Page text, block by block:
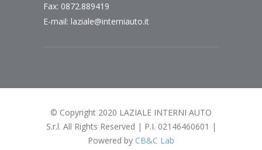
Fax: 0872.889419
E-mail: laziale@interniauto.it
© Copyright 2020 LAZIALE INTERNI AUTO
S.r.l. All Rights Reserved | P.I. 02146460601 |
Powered by CB&C Lab